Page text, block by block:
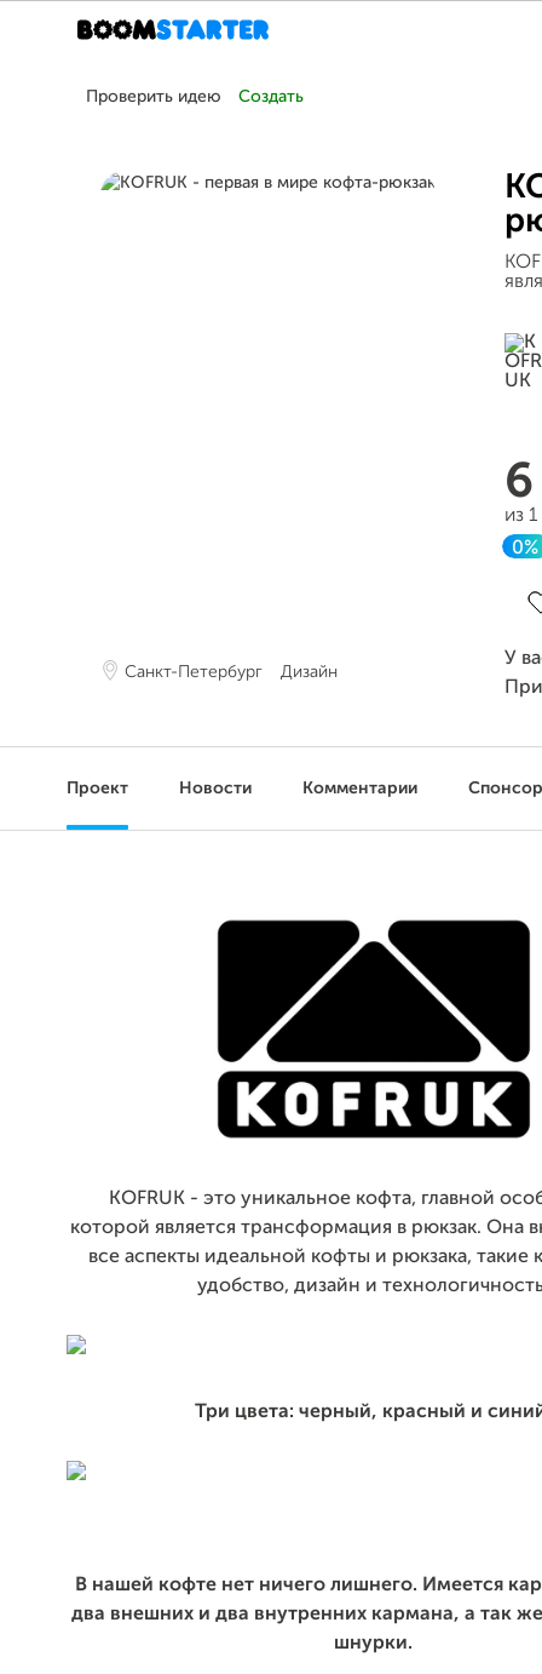
Проверить идею Создать
Санкт-Петербург Дизайн
из
0%
У
Проект Новости Комментарии
KOFRUK - это уникальное кофта, главной
которой является трансформация в рюкзак. Она
все аспекты идеальной кофты и рюкзака, такие
удобство, дизайн и
Три цвета: черный, красный и
В нашей кофте нет ничего лишнего. Имеется
два внешних и два внутренних кармана, а так
шнурки.